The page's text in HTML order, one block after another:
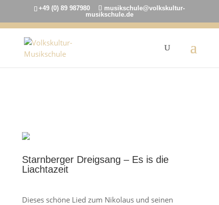
+49 (0) 89 987980
musikschule@volkskultur-
musikschule.de
5. Dezember 2022
Starnberger Dreigsang – Es is die
Liachtazeit
Dieses schöne Lied zum Nikolaus und seinen